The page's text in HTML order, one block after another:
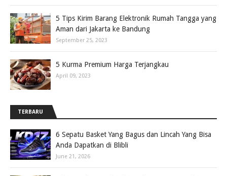
5 Tips Kirim Barang Elektronik Rumah Tangga yang
Aman dari Jakarta ke Bandung
September 25, 2023
5 Kurma Premium Harga Terjangkau
April 09, 2023
TERBARU
6 Sepatu Basket Yang Bagus dan Lincah Yang Bisa
Anda Dapatkan di Blibli
June 21, 2026